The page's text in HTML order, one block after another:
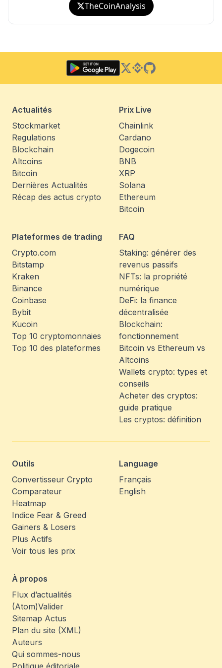
TheCoinAnalysis
Twitter
Binance Square
GitHub
Actualités
Stockmarket
Regulations
Blockchain
Altcoins
Bitcoin
Dernières Actualités
Récap des actus crypto
Prix Live
Chainlink
Cardano
Dogecoin
BNB
XRP
Solana
Ethereum
Bitcoin
Plateformes de trading
Crypto.com
Bitstamp
Kraken
Binance
Coinbase
Bybit
Kucoin
Top 10 cryptomonnaies
Top 10 des plateformes
FAQ
Staking: générer des
revenus passifs
NFTs: la propriété
numérique
DeFi: la finance
décentralisée
Blockchain:
fonctionnement
Bitcoin vs Ethereum vs
Altcoins
Wallets crypto: types et
conseils
Acheter des cryptos:
guide pratique
Les cryptos: définition
Outils
Convertisseur Crypto
Comparateur
Heatmap
Indice Fear & Greed
Gainers & Losers
Plus Actifs
Voir tous les prix
Language
Français
English
À propos
Flux d’actualités
(Atom)Valider
Sitemap Actus
Plan du site (XML)
Auteurs
Qui sommes-nous
Politique éditoriale